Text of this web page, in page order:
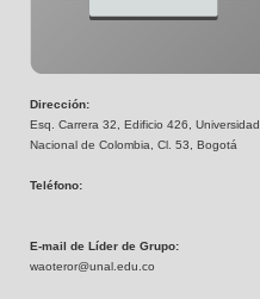
Dirección:
Esq. Carrera 32, Edificio 426, Universidad
Nacional de Colombia, Cl. 53, Bogotá
Teléfono:
E-mail de Líder de Grupo:
waoteror@unal.edu.co